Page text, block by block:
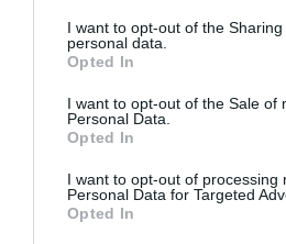
I want to opt-out of the
personal data.
Opted In
I want to opt-out of the Sale of
Personal Data.
Opted In
I want to opt-out of processing
Personal Data for Targeted
Opted In
Mumma med gin
Mumma med gin,